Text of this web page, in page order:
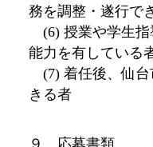
務を調整・遂行で
(6) 授業や学生指
能力を有している
(7) 着任後、仙台
きる者
９．応募書類